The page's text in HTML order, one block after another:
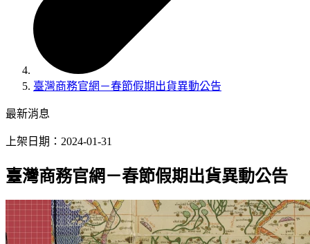
臺灣商務官網－春節假期出貨異動公告
最新消息
上架日期：2024-01-31
臺灣商務官網－春節假期出貨異動公告